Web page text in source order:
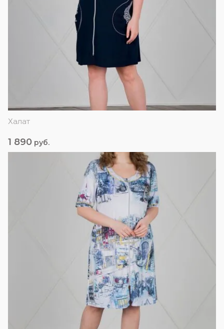
Халат
1 890 руб.